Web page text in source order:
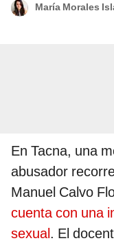
María Morales
En Tacna, una
abusador
Manuel Calvo
cuenta con una
sexual. El